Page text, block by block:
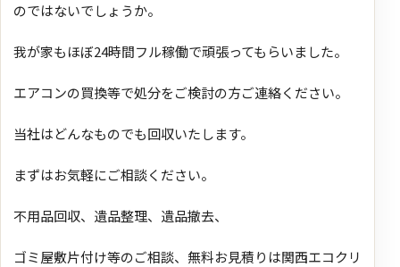
のではないでしょうか。
我が家もほぼ24時間フル稼働で頑張ってもらいました。
エアコンの買換等で処分をご検討の方ご連絡ください。
当社はどんなものでも回収いたします。
まずはお気軽にご相談ください。
不用品回収、遺品整理、遺品撤去、
ゴミ屋敷片付け等のご相談、無料お見積りは関西エコクリ